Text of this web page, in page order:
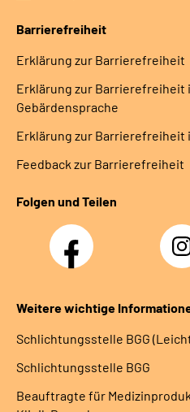
Barrierefreiheit
Erklärung zur Barrierefreiheit
Erklärung zur Barrierefreiheit
Gebärdensprache
Erklärung zur Barrierefreiheit
Feedback zur Barrierefreiheit
Folgen und Teilen
Facebook
Weitere wichtige
Schlich­tungs­stel­le BGG
Schlich­tungs­stel­le BGG
Beauftragte für